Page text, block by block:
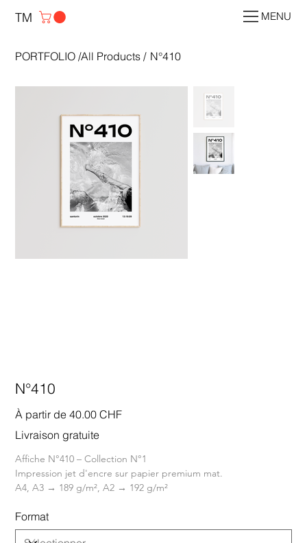
TM MENU
PORTFOLIO /All Products / N°410
N°410
À partir de Prix
40.00 CHF
Livraison gratuite
Affiche N°410 – Collection N°1
Impression jet d'encre sur papier premium mat.
A4, A3 → 189 g/m², A2 → 192 g/m²
Format